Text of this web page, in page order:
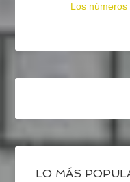
Los
LO MÁS